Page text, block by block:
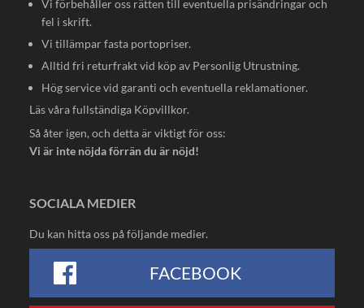
Vi förbehåller oss rätten till eventuella prisändringar och
fel i skrift.
Vi tillämpar fasta portopriser.
Alltid fri returfrakt vid köp av Personlig Utrustning.
Hög service vid garanti och eventuella reklamationer.
Läs våra fullständiga Köpvillkor.
Så åter igen, och detta är viktigt för oss:
Vi är inte nöjda förrän du är nöjd!
SOCIALA MEDIER
Du kan hitta oss på följande medier.
FACEBOOK